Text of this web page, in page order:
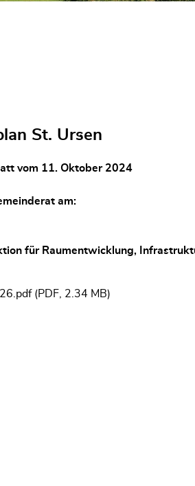
St. Ursen
vom 11. Oktober 2024
am:
für Raumentwicklung,
(PDF, 2.34 MB)